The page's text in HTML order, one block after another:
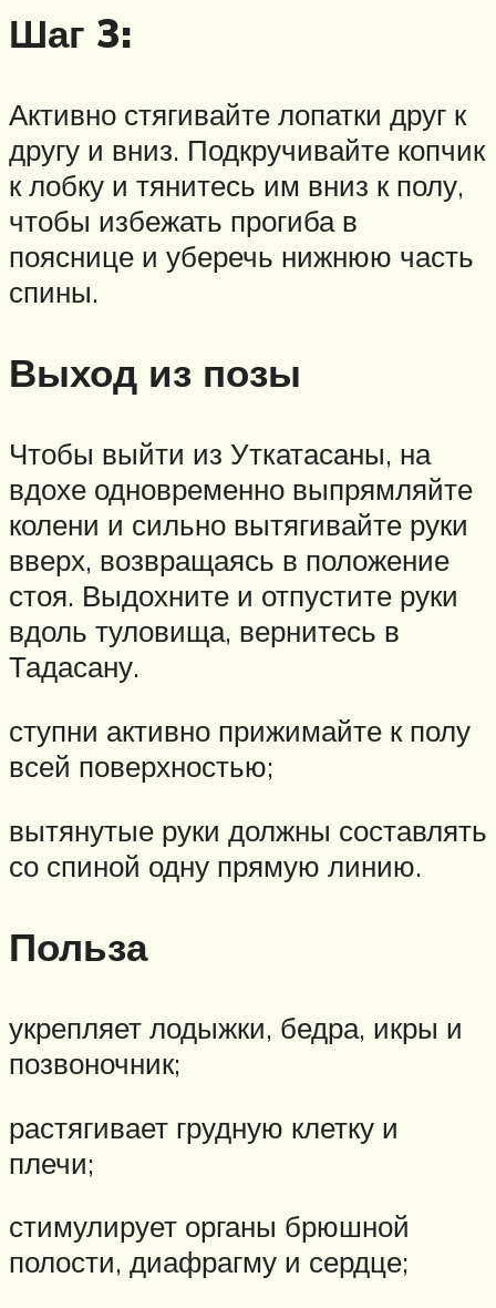
Шаг 3:
Активно стягивайте лопатки друг к
другу и вниз. Подкручивайте копчик
к лобку и тянитесь им вниз к полу,
чтобы избежать прогиба в
пояснице и уберечь нижнюю часть
спины.
Выход из позы
Чтобы выйти из Уткатасаны, на
вдохе одновременно выпрямляйте
колени и сильно вытягивайте руки
вверх, возвращаясь в положение
стоя. Выдохните и отпустите руки
вдоль туловища, вернитесь в
Тадасану.
ступни активно прижимайте к полу
всей поверхностью;
вытянутые руки должны составлять
со спиной одну прямую линию.
Польза
укрепляет лодыжки, бедра, икры и
позвоночник;
растягивает грудную клетку и
плечи;
стимулирует органы брюшной
полости, диафрагму и сердце;